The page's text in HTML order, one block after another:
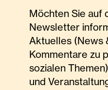
Möchten Sie auf
Newsletter
Aktuelles (News
Kommentare zu
sozialen
und